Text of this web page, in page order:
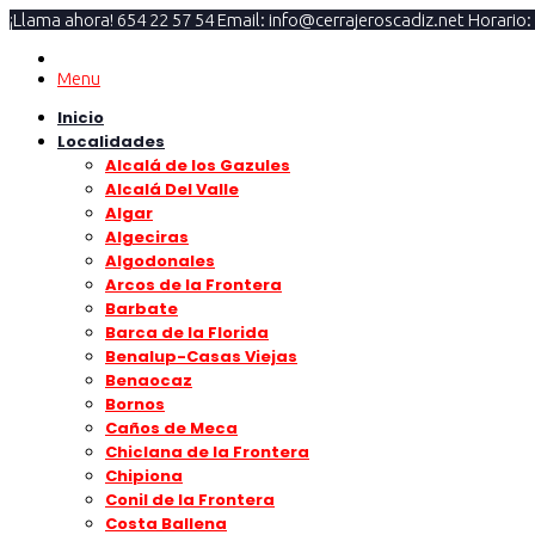
¡Llama ahora! 654 22 57 54Email: info@cerrajeroscadiz.net Horario:
Menu
Inicio
Localidades
Alcalá de los Gazules
Alcalá Del Valle
Algar
Algeciras
Algodonales
Arcos de la Frontera
Barbate
Barca de la Florida
Benalup-Casas Viejas
Benaocaz
Bornos
Caños de Meca
Chiclana de la Frontera
Chipiona
Conil de la Frontera
Costa Ballena